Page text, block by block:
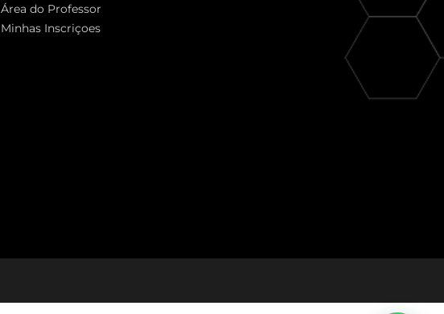
Área do Professor
Minhas Inscriçoes